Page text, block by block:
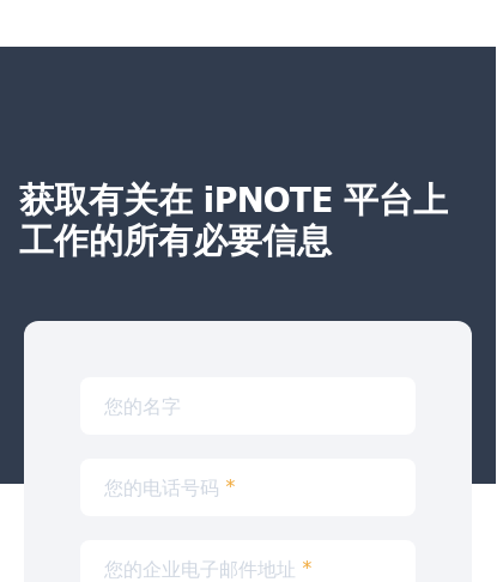
获取有关在 iPNOTE 平台上
工作的所有必要信息
您的名字
您的电话号码 *
您的企业电子邮件地址 *